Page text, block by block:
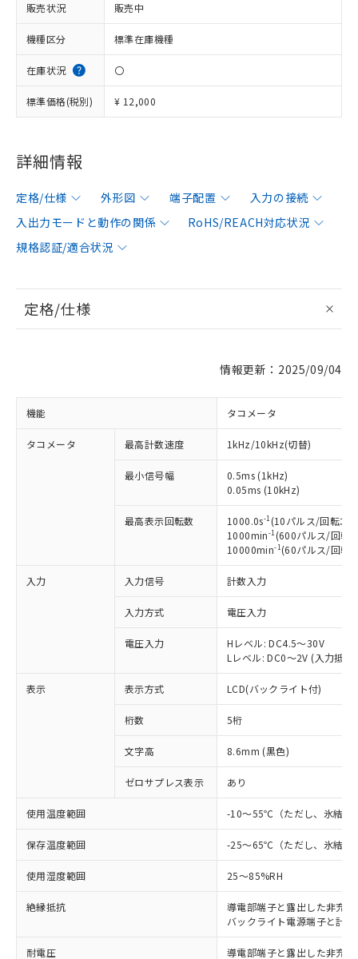
販売状況 販売中
機種区分 標準在庫機種
在庫状況 〇
標準価格(税別) ¥ 12,000
詳細情報
定格/仕様 外形図 端子配置
入力の接続
入出力モードと動作の関係
RoHS/REACH対応状況
規格認証/適合状況
定格/仕様
情報更新：2025/09/04
機能 タコメータ
タコメータ 最高計数速度 1kHz/10kHz(切替)
最小信号幅
0.5ms (1kHz)
0.05ms (10kHz)
最高表示回転数 1000.0s-1 (10パルス/回転エ
1000min-1 (600パルス/回転
10000min-1 (60パルス/回転
入力 入力信号 計数入力
入力方式 電圧入力
電圧入力
Hレベル: DC4.5～30V
Lレベル: DC0～2V (入力抵
表示 表示方式 LCD(バックライト付)
桁数 5桁
文字高 8.6mm (黒色)
ゼロサプレス表示 あり
使用温度範囲 -10～55℃（ただし、氷結、
保存温度範囲 -25～65℃（ただし、氷結、
使用湿度範囲 25～85%RH
絶縁抵抗
導電部端子と露出した非充
バックライト電源端子と計
耐電圧 導電部端子と露出した非充
※1 対応状況
対応済み：EU RoHS指令（10物質）の
非含有に対応した製品が提供可能な商品で
対応予定：EU RoHS指令（10物質）の非含
有に対応した製品に切り替える予定のある